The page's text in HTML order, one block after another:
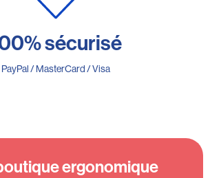
sécurisé
PayPal / MasterCard / Visa
ergonomique